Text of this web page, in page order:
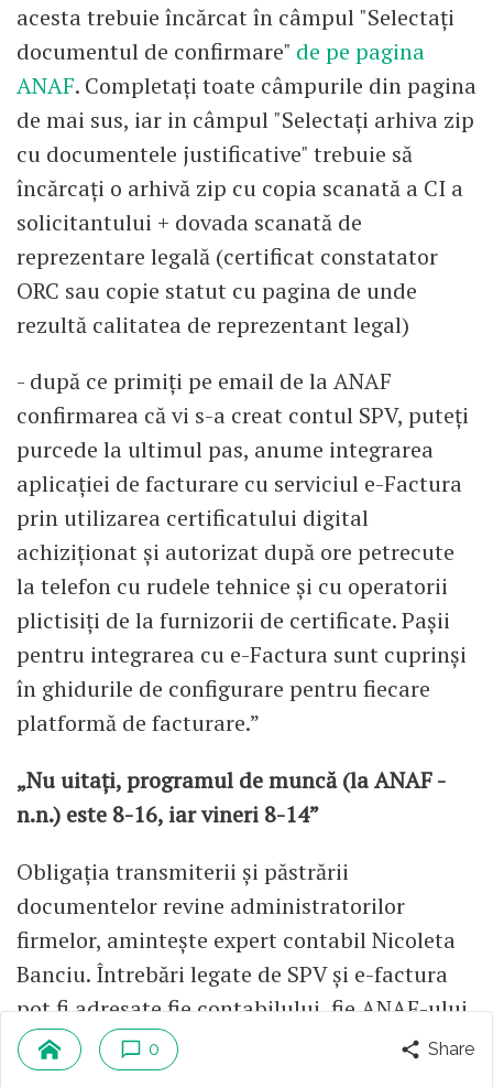
acesta trebuie încărcat în câmpul "Selectați
documentul de confirmare" de pe pagina
ANAF. Completați toate câmpurile din pagina
de mai sus, iar in câmpul "Selectați arhiva zip
cu documentele justificative" trebuie să
încărcați o arhivă zip cu copia scanată a CI a
solicitantului + dovada scanată de
reprezentare legală (certificat constatator
ORC sau copie statut cu pagina de unde
rezultă calitatea de reprezentant legal)
- după ce primiți pe email de la ANAF
confirmarea că vi s-a creat contul SPV, puteți
purcede la ultimul pas, anume integrarea
aplicației de facturare cu serviciul e-Factura
prin utilizarea certificatului digital
achiziționat și autorizat după ore petrecute
la telefon cu rudele tehnice și cu operatorii
plictisiți de la furnizorii de certificate. Pașii
pentru integrarea cu e-Factura sunt cuprinși
în ghidurile de configurare pentru fiecare
platformă de facturare.”
„Nu uitați, programul de muncă (la ANAF -
n.n.) este 8-16, iar vineri 8-14”
Obligația transmiterii și păstrării
documentelor revine administratorilor
firmelor, amintește expert contabil Nicoleta
Banciu. Întrebări legate de SPV și e-factura
pot fi adresate fie contabilului, fie ANAF-ului,
prin programul de asistență contribuabili.
„Nu uitați, programul de muncă (la ANAF -
0 Share